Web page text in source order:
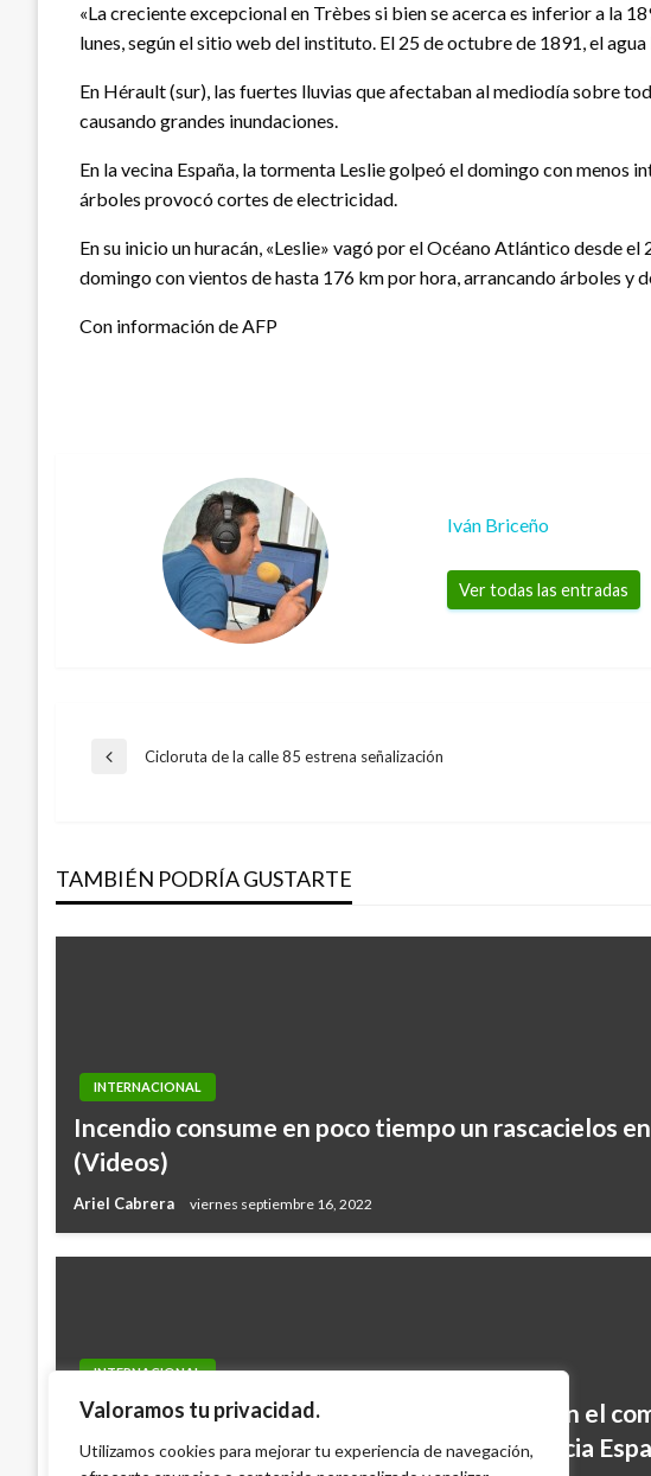
Valoramos tu privacidad.
Utilizamos cookies para mejorar tu experiencia de navegación,
«La creciente excepcional en Trèbes si bien se acerca es inferior a la
lunes, según el sitio web del instituto. El 25 de octubre de 1891, el
En Hérault (sur), las fuertes lluvias que afectaban al mediodía sobre
causando grandes inundaciones.
En la vecina España, la tormenta Leslie golpeó el domingo con menos
árboles provocó cortes de electricidad.
En su inicio un huracán, «Leslie» vagó por el Océano Atlántico desde
domingo con vientos de hasta 176 km por hora, arrancando árboles y
Con información de AFP
Iván Briceño
Ver todas las entradas
Navegación
entradas
Entrada
Cicloruta de la calle 85 estrena señalización
TAMBIÉN PODRÍA GUSTARTE
INTERNACIONAL
Incendio consume en poco tiempo un rascacielos
(Videos)
Ariel Cabrera viernes septiembre 16, 2022
INTERNACIONAL
Philae logró completar su misión científica en el
antes de entrar en hibernación, afirma Agencia